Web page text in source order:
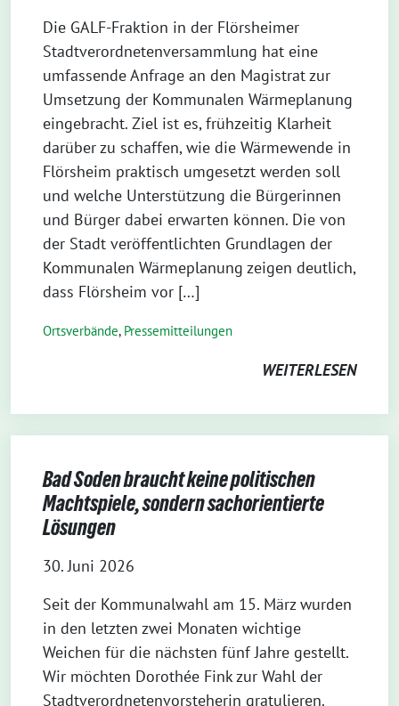
Die GALF-Fraktion in der Flörsheimer
Stadtverordnetenversammlung hat eine
umfassende Anfrage an den Magistrat zur
Umsetzung der Kommunalen Wärmeplanung
eingebracht. Ziel ist es, frühzeitig Klarheit
darüber zu schaffen, wie die Wärmewende in
Flörsheim praktisch umgesetzt werden soll
und welche Unterstützung die Bürgerinnen
und Bürger dabei erwarten können. Die von
der Stadt veröffentlichten Grundlagen der
Kommunalen Wärmeplanung zeigen deutlich,
dass Flörsheim vor […]
Ortsverbände, Pressemitteilungen
WEITERLESEN
Bad Soden braucht keine politischen
Machtspiele, sondern sachorientierte
Lösungen
30. Juni 2026
Seit der Kommunalwahl am 15. März wurden
in den letzten zwei Monaten wichtige
Weichen für die nächsten fünf Jahre gestellt.
Wir möchten Dorothée Fink zur Wahl der
Stadtverordnetenvorsteherin gratulieren.